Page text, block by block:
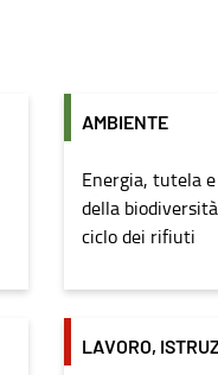
AMBIENTE
Energia, tutela
della
ciclo dei rifiuti
LAVORO,